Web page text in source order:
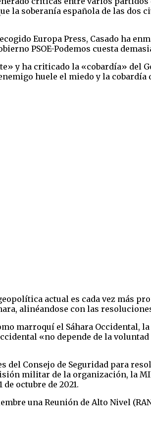
la soberanía española de las
Europa Press, Casado ha
PSOE-Podemos cuesta
y ha criticado la «cobardía»
huele el miedo y la
actual es cada vez más
alinéandose con las
marroquí el Sáhara Occidental,
«no depende de la
Consejo de Seguridad para
militar de la organización, la
octubre de 2021.
una Reunión de Alto Nivel